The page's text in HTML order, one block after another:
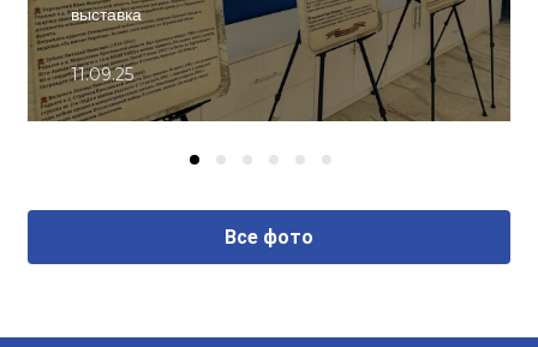
выставка
11.09.25
Все фото